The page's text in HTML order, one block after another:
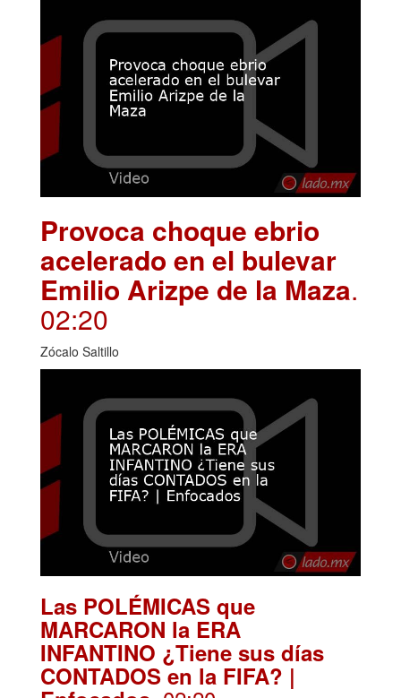
Provoca choque ebrio
acelerado en el bulevar
Emilio Arizpe de la Maza.
02:20
Zócalo Saltillo
Las POLÉMICAS que
MARCARON la ERA
INFANTINO ¿Tiene sus días
CONTADOS en la FIFA? |